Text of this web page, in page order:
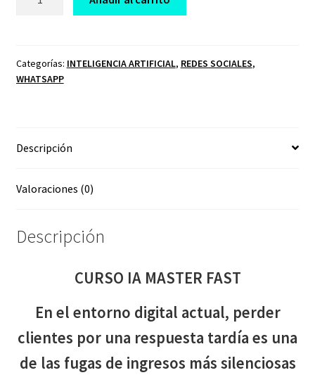
cantidad
Categorías: INTELIGENCIA ARTIFICIAL, REDES SOCIALES,
WHATSAPP
Descripción
Valoraciones (0)
Descripción
CURSO IA MASTER FAST
En el entorno digital actual, perder
clientes por una respuesta tardía es una
de las fugas de ingresos más silenciosas